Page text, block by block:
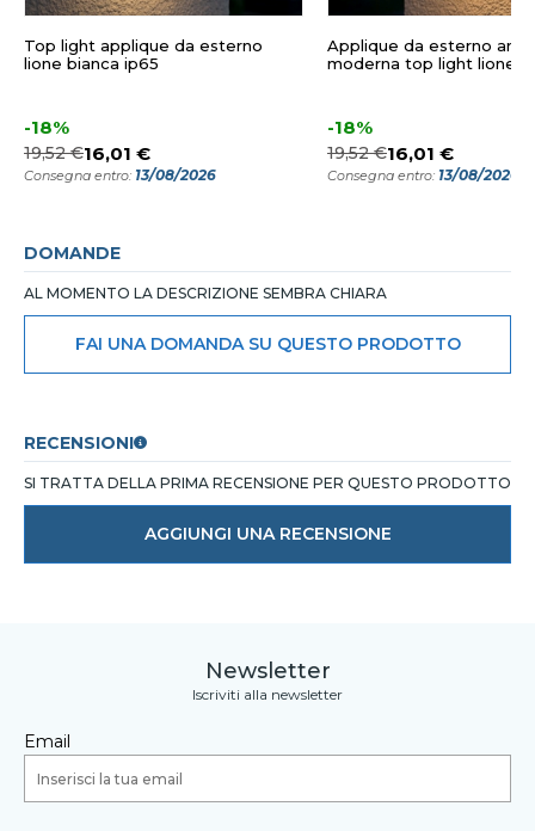
Top light applique da esterno
lione bianca ip65
-18%
19,52 €16,01 €
Consegna entro: 13/08/2026
Applique da esterno
moderna top light lione
-18%
19,52 €16,01 €
Consegna entro: 13/08/2026
DOMANDE
AL MOMENTO LA DESCRIZIONE SEMBRA CHIARA
FAI UNA DOMANDA SU QUESTO PRODOTTO
RECENSIONI
SI TRATTA DELLA PRIMA RECENSIONE PER QUESTO PRODOTTO
AGGIUNGI UNA RECENSIONE
Newsletter
Iscriviti alla newsletter
Email